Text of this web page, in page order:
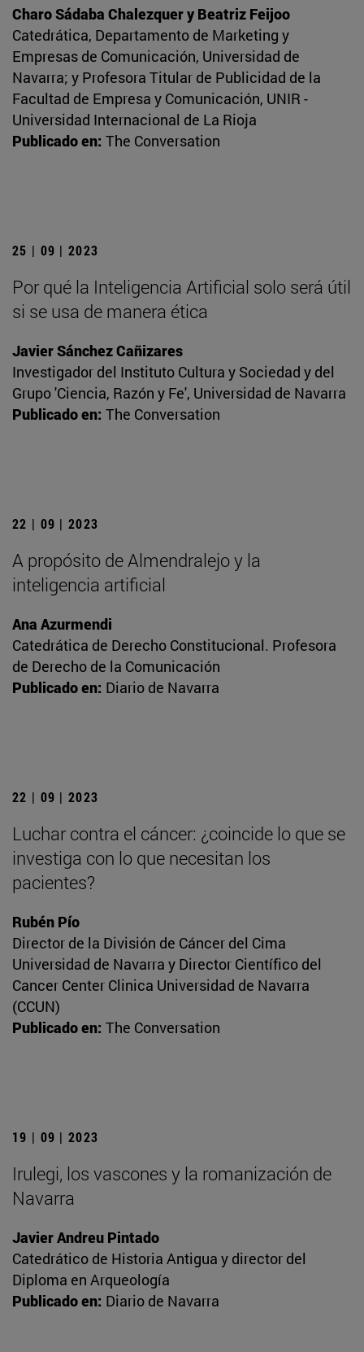
Charo Sádaba Chalezquer y Beatriz Feijoo
Catedrática, Departamento de Marketing y
Empresas de Comunicación, Universidad de
Navarra; y Profesora Titular de Publicidad de la
Facultad de Empresa y Comunicación, UNIR -
Universidad Internacional de La Rioja
Publicado en: The Conversation
25 | 09 | 2023
Por qué la Inteligencia Artificial solo será útil
si se usa de manera ética
Javier Sánchez Cañizares
Investigador del Instituto Cultura y Sociedad y del
Grupo 'Ciencia, Razón y Fe', Universidad de Navarra
Publicado en: The Conversation
22 | 09 | 2023
A propósito de Almendralejo y la
inteligencia artificial
Ana Azurmendi
Catedrática de Derecho Constitucional. Profesora
de Derecho de la Comunicación
Publicado en: Diario de Navarra
22 | 09 | 2023
Luchar contra el cáncer: ¿coincide lo que se
investiga con lo que necesitan los
pacientes?
Rubén Pío
Director de la División de Cáncer del Cima
Universidad de Navarra y Director Científico del
Cancer Center Clinica Universidad de Navarra
(CCUN)
Publicado en: The Conversation
19 | 09 | 2023
Irulegi, los vascones y la romanización de
Navarra
Javier Andreu Pintado
Catedrático de Historia Antigua y director del
Diploma en Arqueología
Publicado en: Diario de Navarra